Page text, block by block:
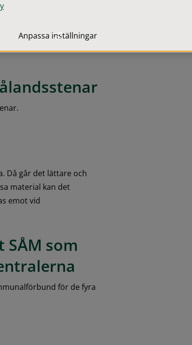
Då går det lättare och
material kan det
emot vid
som
för de fyra
Anpassa inställningar